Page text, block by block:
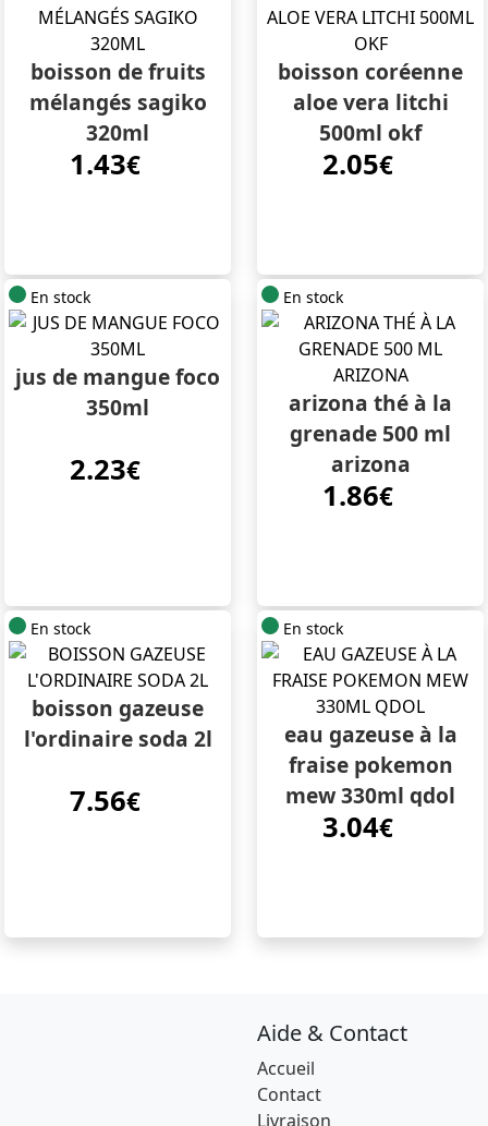
boisson de fruits
mélangés sagiko
320ml
1.43€
boisson coréenne
aloe vera litchi
500ml okf
2.05€
En stock
jus de mangue foco
350ml
2.23€
En stock
arizona thé à la
grenade 500 ml
arizona
1.86€
En stock
boisson gazeuse
l'ordinaire soda 2l
7.56€
En stock
eau gazeuse à la
fraise pokemon
mew 330ml qdol
3.04€
Aide & Contact
Accueil
Contact
Livraison